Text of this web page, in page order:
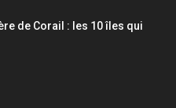
de Corail : les 10 îles qui